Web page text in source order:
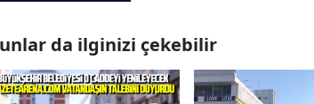
da ilginizi çekebilir